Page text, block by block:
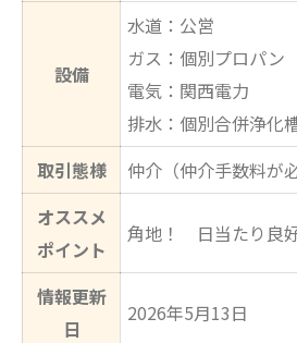
設備
水道：公営
ガス：個別プロパン
電気：関西電力
排水：個別合併浄化
取引態様
仲介（仲介手数料が
オススメ
ポイント
角地！ 日当たり良
情報更新
日
2026年5月13日